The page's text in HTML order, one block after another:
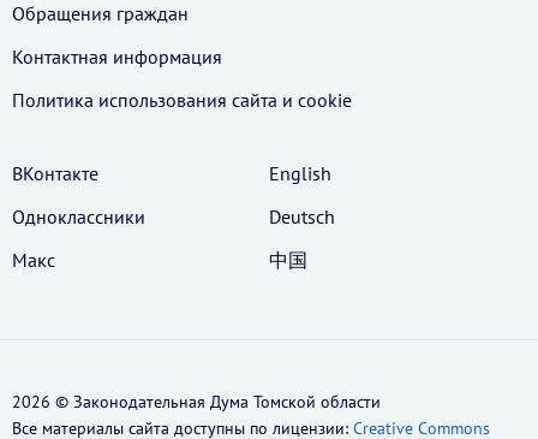
Обращения граждан
Контактная информация
Политика использования cайта и cookie
ВКонтакте
Одноклассники
Макс
English
Deutsch
中国
2026 © Законодательная Дума Томской области
Все материалы сайта доступны по лицензии: Creative Commons